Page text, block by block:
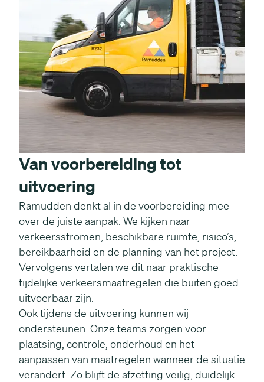
Van voorbereiding tot
uitvoering
Ramudden denkt al in de voorbereiding mee
over de juiste aanpak. We kijken naar
verkeersstromen, beschikbare ruimte, risico’s,
bereikbaarheid en de planning van het project.
Vervolgens vertalen we dit naar praktische
tijdelijke verkeersmaatregelen die buiten goed
uitvoerbaar zijn.
Ook tijdens de uitvoering kunnen wij
ondersteunen. Onze teams zorgen voor
plaatsing, controle, onderhoud en het
aanpassen van maatregelen wanneer de situatie
verandert. Zo blijft de afzetting veilig, duidelijk